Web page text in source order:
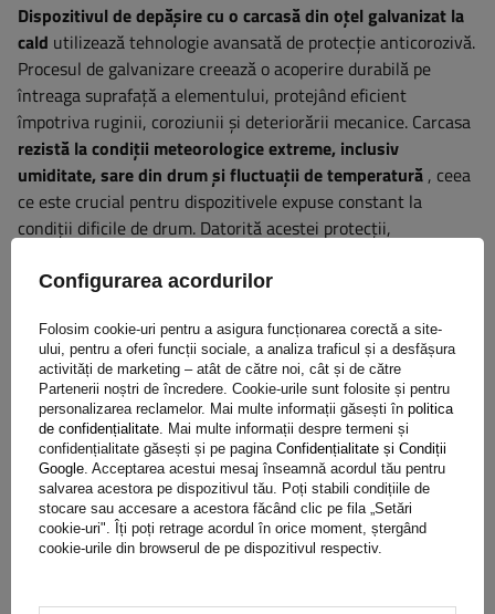
Dispozitivul de depășire cu o carcasă din oțel galvanizat la
cald utilizează tehnologie avansată de protecție anticorozivă.
Procesul de galvanizare creează o acoperire durabilă pe
întreaga suprafață a elementului, protejând eficient
împotriva ruginii, coroziunii și deteriorării mecanice. Carcasa
rezistă la condiții meteorologice extreme, inclusiv
umiditate, sare din drum și fluctuații de temperatură , ceea
ce este crucial pentru dispozitivele expuse constant la
condiții dificile de drum. Datorită acestei protecții,
de timp, minimizând nevoia de întreținere și înlocuire. Acest
timpul funcționării remorcii.
Garanție
Achiziționând orice produs din oferta noastră, veți primi o
garanție de 2 ani.Datorită acestui lucru, îl puteți folosi fără
Configurarea acordurilor
Folosim cookie-uri pentru a asigura funcționarea corectă a site-
ului, pentru a oferi funcții sociale, a analiza traficul și a desfășura
activități de marketing – atât de către noi, cât și de către
Partenerii noștri de încredere. Cookie-urile sunt folosite și pentru
personalizarea reclamelor. Mai multe informații găsești în politica
de confidențialitate. Mai multe informații despre termeni și
confidențialitate găsești și pe pagina Confidențialitate și Condiții
Google. Acceptarea acestui mesaj înseamnă acordul tău pentru
salvarea acestora pe dispozitivul tău. Poți stabili condițiile de
stocare sau accesare a acestora făcând clic pe fila „Setări
cookie-uri". Îți poți retrage acordul în orice moment, ștergând
cookie-urile din browserul de pe dispozitivul respectiv.